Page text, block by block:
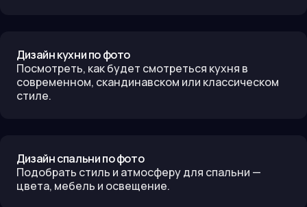
Дизайн кухни по фото
Посмотреть, как будет смотреться кухня в
современном, скандинавском или классическом
стиле.
Дизайн спальни по фото
Подобрать стиль и атмосферу для спальни —
цвета, мебель и освещение.